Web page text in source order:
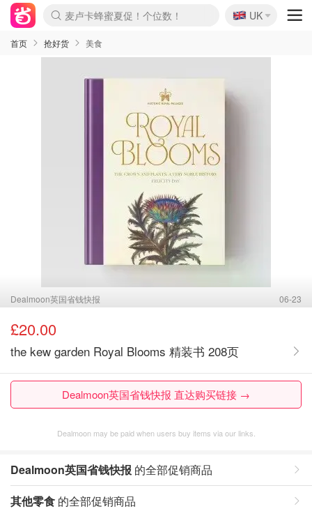
麦卢卡蜂蜜夏促！个位数！
Prada/Miu 4.8折！
啥？必胜客披萨5折！
🇬🇧
UK
首页 抢好货 美食
Dealmoon英国省钱快报 06-23
£20.00
the kew garden Royal Blooms 精装书 208页
Dealmoon英国省钱快报 直达购买链接 →
Dealmoon may be paid when users buy items via our links.
Dealmoon英国省钱快报 的全部促销商品
其他零食 的全部促销商品